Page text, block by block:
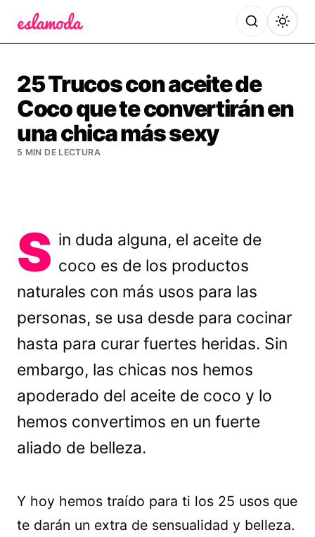
25 Trucos con aceite de
Coco que te convertirán en
una chica más sexy
5 MIN DE LECTURA
S in duda alguna, el aceite de
coco es de los productos
naturales con más usos para las
personas, se usa desde para cocinar
hasta para curar fuertes heridas. Sin
embargo, las chicas nos hemos
apoderado del aceite de coco y lo
hemos convertimos en un fuerte
aliado de belleza.
Y hoy hemos traído para ti los 25 usos que
te darán un extra de sensualidad y belleza.